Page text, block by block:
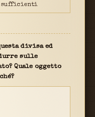
sufficienti
divisa ed
sulle
Quale oggetto